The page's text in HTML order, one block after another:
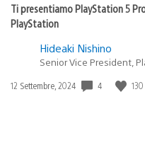
Ti presentiamo PlayStation 5
PlayStation
Hideaki Nishino
Senior Vice President,
Data
12 Settembre, 2024 4 130